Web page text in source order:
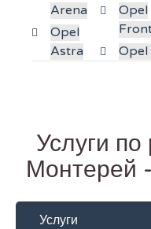
Arena
Opel
Astra
Opel
Opel
Услуги
Монтерей
Услуги